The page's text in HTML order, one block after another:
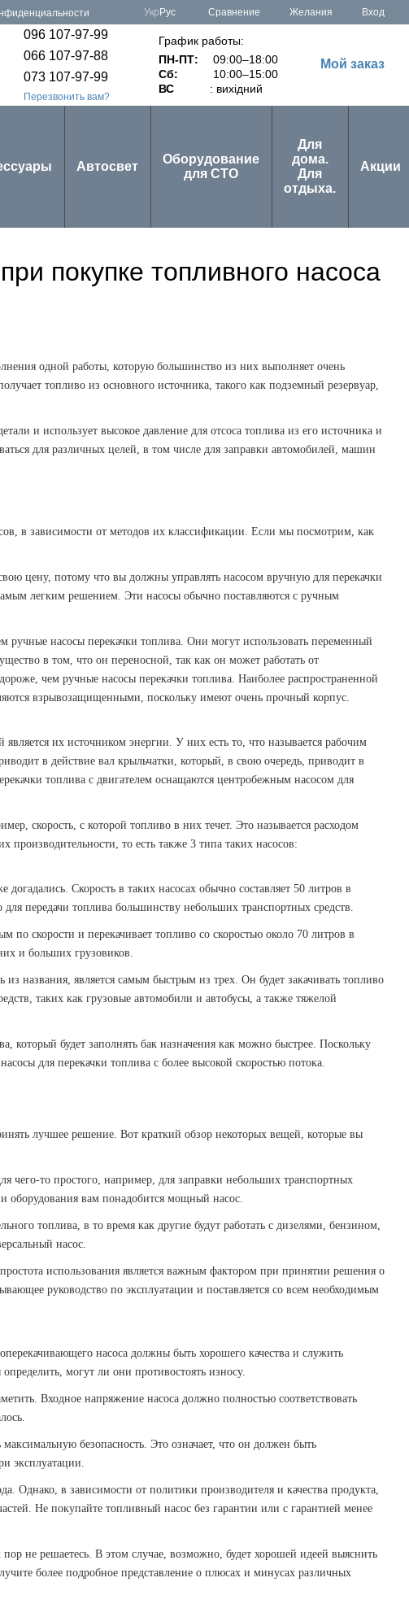
Укр Рус Сравнение Желания Вход
096 107-97-99
066 107-97-88
073 107-97-99
Перезвонить вам?
График работы:
ПН-ПТ:
09:00–18:00
Сб:
10:00–15:00
ВС
: вихідний
Мой заказ
Автосвет
Оборудование
для СТО
Для
дома.
Для
отдыха.
Акции
покупке топливного насоса
одной работы, которую большинство из них выполняет очень
топливо из основного источника, такого как подземный резервуар,
и использует высокое давление для отсоса топлива из его источника и
для различных целей, в том числе для заправки автомобилей, машин
в зависимости от методов их классификации. Если мы посмотрим, как
цену, потому что вы должны управлять насосом вручную для перекачки
легким решением. Эти насосы обычно поставляются с ручным
ручные насосы перекачки топлива. Они могут использовать переменный
в том, что он переносной, так как он может работать от
чем ручные насосы перекачки топлива. Наиболее распространенной
взрывозащищенными, поскольку имеют очень прочный корпус.
их источником энергии. У них есть то, что называется рабочим
в действие вал крыльчатки, который, в свою очередь, приводит в
топлива с двигателем оснащаются центробежным насосом для
скорость, с которой топливо в них течет. Это называется расходом
то есть также 3 типа таких насосов:
Скорость в таких насосах обычно составляет 50 литров в
передачи топлива большинству небольших транспортных средств.
по скорости и перекачивает топливо со скоростью около 70 литров в
и больших грузовиков.
из названия, является самым быстрым из трех. Он будет закачивать топливо
таких как грузовые автомобили и автобусы, а также тяжелой
который будет заполнять бак назначения как можно быстрее. Поскольку
для перекачки топлива с более высокой скоростью потока.
лучшее решение. Вот краткий обзор некоторых вещей, которые вы
чего-то простого, например, для заправки небольших транспортных
оборудования вам понадобится мощный насос.
топлива, в то время как другие будут работать с дизелями, бензином,
насос.
использования является важным фактором при принятии решения о
руководство по эксплуатации и поставляется со всем необходимым
насоса должны быть хорошего качества и служить
могут ли они противостоять износу.
Входное напряжение насоса должно полностью соответствовать
безопасность. Это означает, что он должен быть
эксплуатации.
Однако, в зависимости от политики производителя и качества продукта,
Не покупайте топливный насос без гарантии или с гарантией менее
не решаетесь. В этом случае, возможно, будет хорошей идеей выяснить
более подробное представление о плюсах и минусах различных